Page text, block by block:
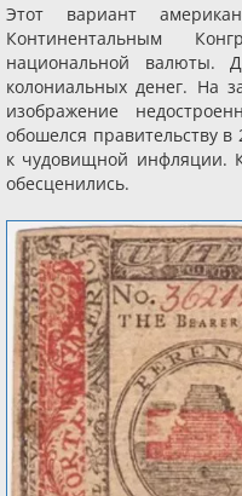
Этот вариант
Континентальным
национальной валюты.
колониальных денег. На
изображение
обошелся правительству
к чудовищной инфляции.
обесценились.